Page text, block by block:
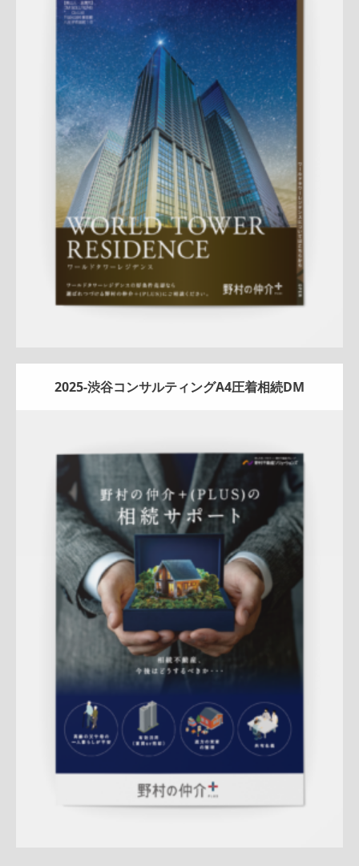
Update:2026.03.05
折りパンフレット マンション エリア広告シリーズ広告人
気商品売却訴求 査定 クールプレミアム三田センター QR
コードアフターフォロー 成約御礼
詳しく見る
2025-渋谷コンサルティングA4圧着相続DM
Update:2026.03.05
折りパンフレットマンション土地戸建 相続サービス紹
売却訴求 査定 渋谷営業部
アフターフォロー成約御礼